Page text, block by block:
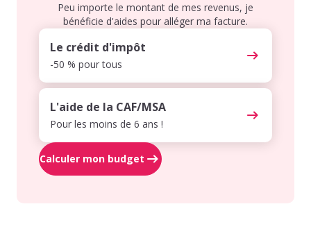
Peu importe le montant de mes revenus, je
bénéficie d'aides pour alléger ma facture.
Le crédit d'impôt
-50 % pour tous
L'aide de la CAF/MSA
Pour les moins de 6 ans !
Calculer mon budget